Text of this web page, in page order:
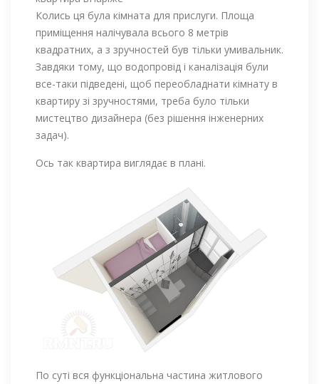
Колись ця була кімната для прислуги. Площа
приміщення налічувала всього 8 метрів
квадратних, а з зручностей був тільки умивальник.
Завдяки тому, що водопровід і каналізація були
все-таки підведені, щоб переобладнати кімнату в
квартиру зі зручностями, треба було тільки
мистецтво дизайнера (без рішення інженерних
задач).
Ось так квартира виглядає в плані.
По суті вся функціональна частина житлового